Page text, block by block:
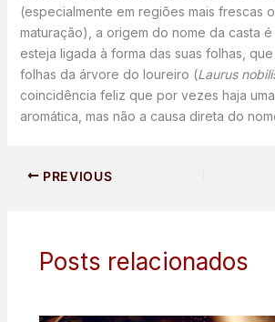
(especialmente em regiões mais frescas
maturação), a origem do nome da casta
esteja ligada à forma das suas folhas,
folhas da árvore do loureiro (Laurus
coincidência feliz que por vezes haja
aromática, mas não a causa direta do
PREVIOUS
Posts relacionados